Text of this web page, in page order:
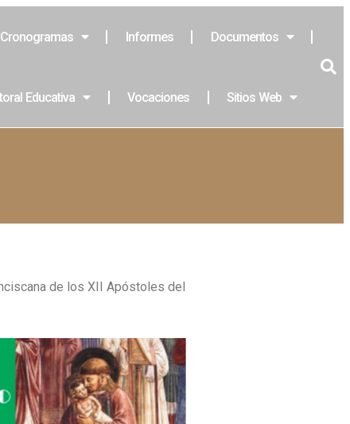
Cronogramas Informes Documentos
Educativa Vocaciones Sitios Web
de los XII Apóstoles del